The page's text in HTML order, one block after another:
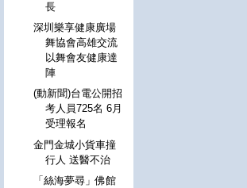
長
深圳樂享健康廣場
舞協會高雄交流
以舞會友健康達
陣
(動新聞)台電公開招
考人員725名 6月
受理報名
金門金城小貨車撞
行人 送醫不治
「絲海夢尋」佛館